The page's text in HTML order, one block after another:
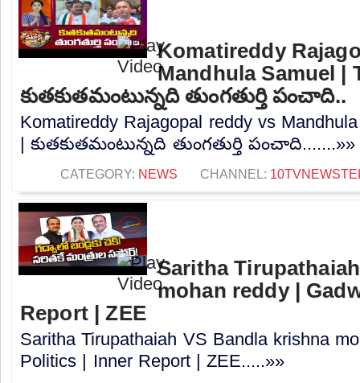
Komatireddy
Mandhula Samuel |
కుతకుతమంటున్నది తుంగతుర్తి పంచాది..
Komatireddy Rajagopal reddy vs
| కుతకుతమంటున్నది తుంగతుర్తి పంచాది.......»»
CATEGORY: NEWS CHANNEL:
Saritha
mohan reddy |
Report | ZEE
Saritha Tirupathaiah VS Bandla krishna
Politics | Inner Report | ZEE.....»»